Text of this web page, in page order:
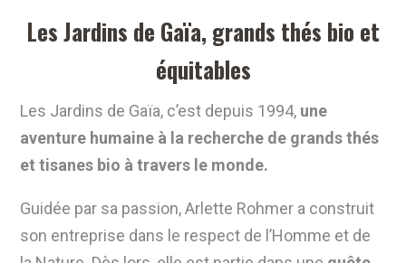
Les Jardins de Gaïa, grands thés bio et
équitables
Les Jardins de Gaïa, c’est depuis 1994, une
aventure humaine à la recherche de grands thés
et tisanes bio à travers le monde.
Guidée par sa passion, Arlette Rohmer a construit
son entreprise dans le respect de l’Homme et de